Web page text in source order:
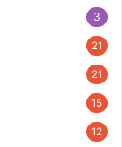
3
21
21
15
12